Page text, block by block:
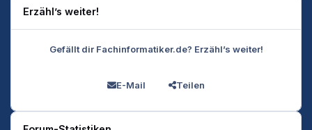
Erzähl’s weiter!
Gefällt dir Fachinformatiker.de? Erzähl’s weiter!
E-Mail Teilen